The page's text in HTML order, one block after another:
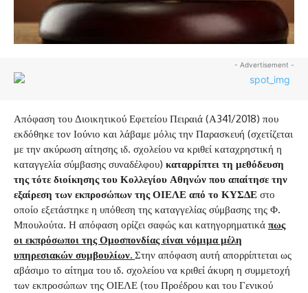
- Advertisement -
Απόφαση του Διοικητικού Εφετείου Πειραιά (Α341/2018) που
εκδόθηκε τον Ιούνιο και λάβαμε μόλις την Παρασκευή (σχετίζεται
με την ακύρωση αίτησης ιδ. σχολείου να κριθεί καταχρηστική η
καταγγελία σύμβασης συναδέλφου) καταρρίπτει τη μεθόδευση
της τότε διοίκησης του Κολλεγίου Αθηνών που απαίτησε την
εξαίρεση των εκπροσώπων της ΟΙΕΛΕ από το ΚΥΣΔΕ στο
οποίο εξετάστηκε η υπόθεση της καταγγελίας σύμβασης της Φ.
Μπουλούτα. Η απόφαση ορίζει σαφώς και κατηγορηματικά πως
οι εκπρόσωποι της Ομοσπονδίας είναι νόμιμα μέλη
υπηρεσιακών συμβουλίων. Στην απόφαση αυτή απορρίπτεται ως
αβάσιμο το αίτημα του ιδ. σχολείου να κριθεί άκυρη η συμμετοχή
των εκπροσώπων της ΟΙΕΛΕ (του Προέδρου και του Γενικού